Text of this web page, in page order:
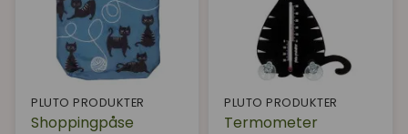
PLUTO PRODUKTER
Shoppingpåse
PLUTO PRODUKTER
Termometer